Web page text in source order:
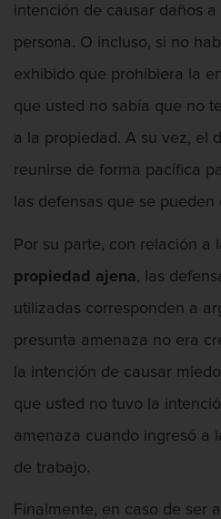
intención de causar daños
persona. O incluso, si no
exhibido que prohibiera la
que usted no sabía que no
a la propiedad. A su vez, el
reunirse de forma pacífica
las defensas que se
Por su parte, con relación a
propiedad ajena, las
utilizadas corresponden a
presunta amenaza no era
la intención de causar
que usted no tuvo la
amenaza cuando ingresó a
de trabajo.
Finalmente, en caso de ser
Aumento de
Aumento de
Chocar